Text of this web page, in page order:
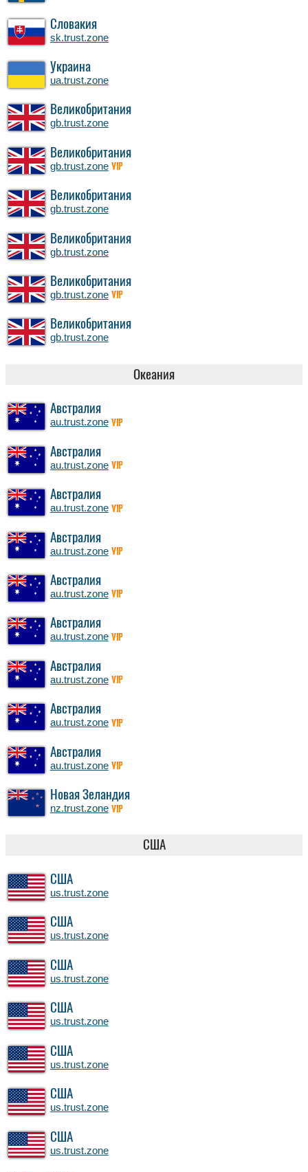
Словакия
sk.trust.zone
Украина
ua.trust.zone
Великобритания
gb.trust.zone
Великобритания
gb.trust.zone VIP
Великобритания
gb.trust.zone
Великобритания
gb.trust.zone
Великобритания
gb.trust.zone VIP
Великобритания
gb.trust.zone
Океания
Австралия
au.trust.zone VIP
Австралия
au.trust.zone VIP
Австралия
au.trust.zone VIP
Австралия
au.trust.zone VIP
Австралия
au.trust.zone VIP
Австралия
au.trust.zone VIP
Австралия
au.trust.zone VIP
Австралия
au.trust.zone VIP
Австралия
au.trust.zone VIP
Новая Зеландия
nz.trust.zone VIP
США
США
us.trust.zone
США
us.trust.zone
США
us.trust.zone
США
us.trust.zone
США
us.trust.zone
США
us.trust.zone
США
us.trust.zone